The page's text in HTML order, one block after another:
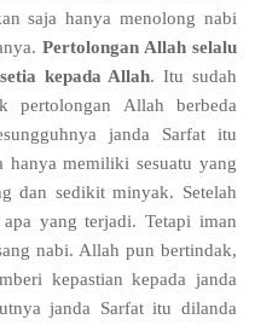
saja hanya menolong nabi
Pertolongan Allah selalu
kepada Allah. Itu sudah
pertolongan Allah berbeda
janda Sarfat itu
hanya memiliki sesuatu yang
dan sedikit minyak. Setelah
yang terjadi. Tetapi iman
nabi. Allah pun bertindak,
kepastian kepada janda
janda Sarfat itu dilanda